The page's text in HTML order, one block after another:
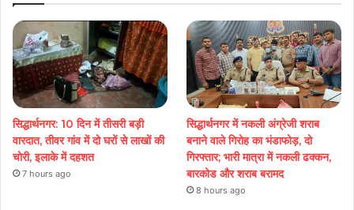
सिद्धार्थनगर: 10 दिन में तीसरी बड़ी
वारदात, तीवर गांव में दो घरों से लाखों की
चोरी, इलाके में दहशत
7 hours ago
सिद्धार्थनगर में नकली अंग्रेजी शराब
बनाने वाले गिरोह का भंडाफोड़, दो
गिरफ्तार; भारी मात्रा में नकली ढक्कन,
बारकोड और शराब बरामद
8 hours ago